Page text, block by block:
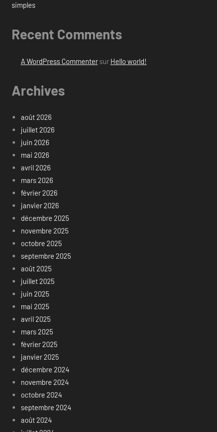
simples
Recent Comments
A WordPress Commentersur Hello world!
Archives
août 2026
juillet 2026
juin 2026
mai 2026
avril 2026
mars 2026
février 2026
janvier 2026
décembre 2025
novembre 2025
octobre 2025
septembre 2025
août 2025
juillet 2025
juin 2025
mai 2025
avril 2025
mars 2025
février 2025
janvier 2025
décembre 2024
novembre 2024
octobre 2024
septembre 2024
août 2024